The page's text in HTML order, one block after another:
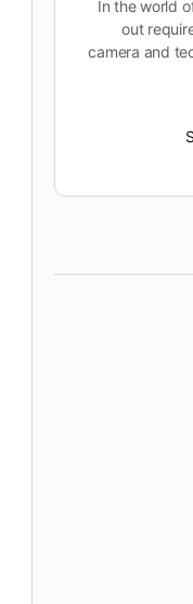
In the world
out
camera and